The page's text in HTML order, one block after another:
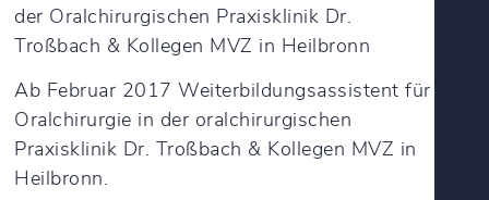
der Oralchirurgischen Praxisklinik Dr.
Troßbach & Kollegen MVZ in Heilbronn
Ab Februar 2017 Weiterbildungsassistent für
Oralchirurgie in der oralchirurgischen
Praxisklinik Dr. Troßbach & Kollegen MVZ in
Heilbronn.